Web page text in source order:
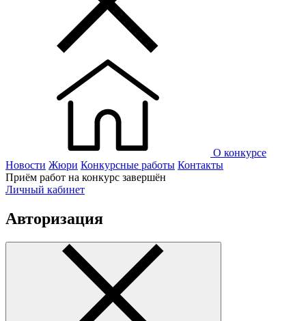
О конкурсе
Новости Жюри Конкурсные работы Контакты
Приём работ на конкурс завершён
Личный кабинет
Авторизация